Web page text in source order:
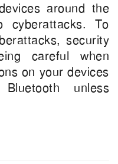
around the
cyberattacks. To
security
careful when
on your devices
unless